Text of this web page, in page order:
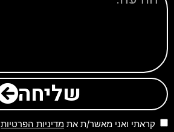
שליחה
קראתי ואני מאשר/ת את מדיניות הפרטיות